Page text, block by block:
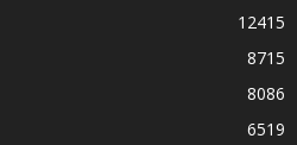
12415
8715
8086
6519